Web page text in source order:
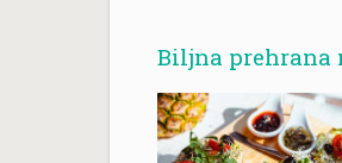
Biljna prehrana